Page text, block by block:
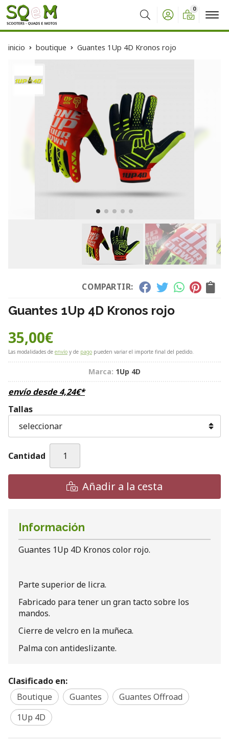
Buscar
0
inicio boutique Guantes 1Up 4D Kronos rojo
COMPARTIR:
Guantes 1Up 4D Kronos rojo
35,00€
Las modalidades de envío y de pago pueden variar el importe final del pedido.
Marca: 1Up 4D
envío desde4,24€*
Tallas
Cantidad
Añadir a la cesta
Información
Guantes 1Up 4D Kronos color rojo.
Parte superior de licra.
Fabricado para tener un gran tacto sobre los
mandos.
Cierre de velcro en la muñeca.
Palma con antideslizante.
Clasificado en:
Boutique
Guantes
Guantes Offroad
1Up 4D